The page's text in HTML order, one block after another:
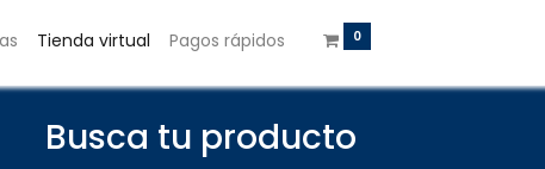
Tienda virtual Pagos rápidos 0
Busca tu producto